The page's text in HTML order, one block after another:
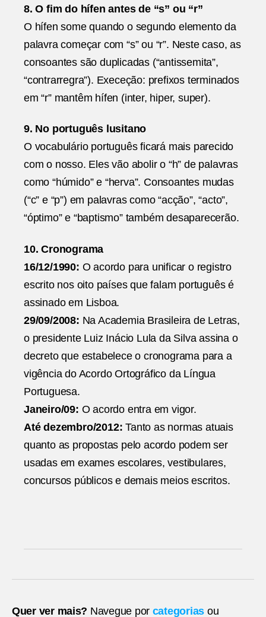
8. O fim do hífen antes de “s” ou “r”
O hífen some quando o segundo elemento da
palavra começar com “s” ou “r”. Neste caso, as
consoantes são duplicadas (“antissemita”,
“contrarregra”). Execeção: prefixos terminados
em “r” mantêm hífen (inter, hiper, super).
9. No português lusitano
O vocabulário português ficará mais parecido
com o nosso. Eles vão abolir o “h” de palavras
como “húmido” e “herva”. Consoantes mudas
(“c” e “p”) em palavras como “acção”, “acto”,
“óptimo” e “baptismo” também desaparecerão.
10. Cronograma
16/12/1990: O acordo para unificar o registro
escrito nos oito países que falam português é
assinado em Lisboa.
29/09/2008: Na Academia Brasileira de Letras,
o presidente Luiz Inácio Lula da Silva assina o
decreto que estabelece o cronograma para a
vigência do Acordo Ortográfico da Língua
Portuguesa.
Janeiro/09: O acordo entra em vigor.
Até dezembro/2012: Tanto as normas atuais
quanto as propostas pelo acordo podem ser
usadas em exames escolares, vestibulares,
concursos públicos e demais meios escritos.
Quer ver mais? Navegue por categorias ou